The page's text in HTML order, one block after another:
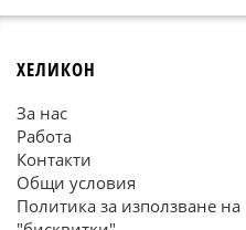
ХЕЛИКОН
За нас
Работа
Контакти
Общи условия
Политика за използване на